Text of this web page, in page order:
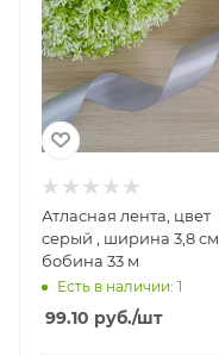
Атласная лента, цвет
серый , ширина 3,8 см,
бобина 33 м
Есть в наличии: 1
99.10 руб./шт